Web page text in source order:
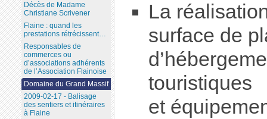
La
surface de
touristiques
et
Décès de Madame
Christiane Scrivener
Flaine : quand les
prestations rétrécissent…
Responsables de
commerces ou
d’associations adhérents
de l’Association Flainoise
Domaine du Grand Massif
2009-02-17 - Balisage
des sentiers et itinéraires
à Flaine